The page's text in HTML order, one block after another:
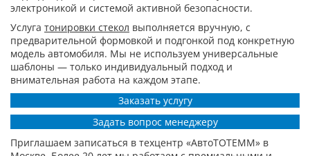
электроникой и системой активной безопасности.
Услуга тонировки стекол выполняется вручную, с
предварительной формовкой и подгонкой под конкретную
модель автомобиля. Мы не используем универсальные
шаблоны — только индивидуальный подход и
внимательная работа на каждом этапе.
Заказать услугу
Задать вопрос менеджеру
Приглашаем записаться в техцентр «АвтоТОТЕММ» в